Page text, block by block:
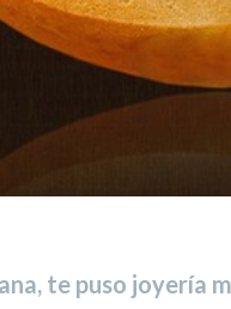
te puso joyería